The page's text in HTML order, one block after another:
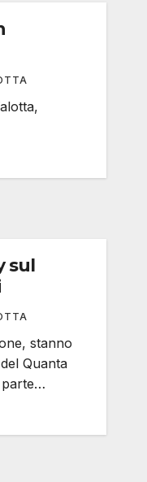
sul
stanno
Quanta
parte…